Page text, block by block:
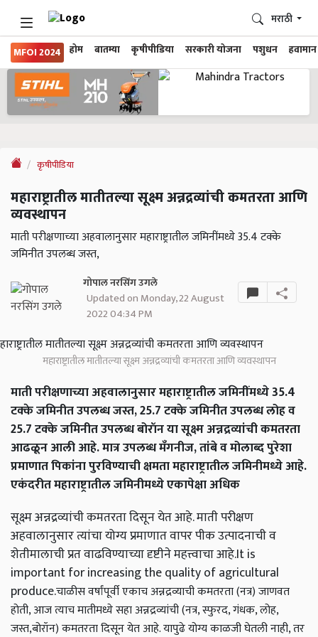
MFOI 2024 होम बातम्या कृषीपीडिया सरकारी योजना पशुधन हवामान
मराठी
कृषीपीडिया
महाराष्ट्रातील मातीतल्या सूक्ष्म अन्नद्रव्यांची कमतरता आणि
व्यवस्थापन
माती परीक्षणाच्या अहवालानुसार महाराष्ट्रातील जमिनींमध्ये 35.4 टक्के
जमिनीत उपलब्ध जस्त,
गोपाल नरसिंग उगले
Updated on Monday, 22 August
2022 04:34 PM
महाराष्ट्रातील मातीतल्या सूक्ष्म अन्नद्रव्यांची कमतरता आणि व्यवस्थापन
माती परीक्षणाच्या अहवालानुसार महाराष्ट्रातील जमिनींमध्ये 35.4
टक्के जमिनीत उपलब्ध जस्त, 25.7 टक्के जमिनीत उपलब्ध लोह व
25.7 टक्के जमिनीत उपलब्ध बोरॉन या सूक्ष्म अन्नद्रव्यांची कमतरता
आढळून आली आहे. मात्र उपलब्ध मॅंगनीज, तांबे व मोलाब्द पुरेशा
प्रमाणात पिकांना पुरविण्याची क्षमता महाराष्ट्रातील जमिनीमध्ये आहे.
एकंदरीत महाराष्ट्रातील जमिनीमध्ये एकापेक्षा अधिक
सूक्ष्म अन्नद्रव्यांची कमतरता दिसून येत आहे. माती परीक्षण
अहवालानुसार त्यांचा योग्य प्रमाणात वापर पीक उत्पादनाची व
शेतीमालाची प्रत वाढविण्याच्या दृष्टीने महत्त्वाचा आहे.It is
important for increasing the quality of agricultural
produce.चाळीस वर्षांपूर्वी एकाच अन्नद्रव्याची कमतरता (नत्र) जाणवत
होती, आज त्याच मातीमध्ये सहा अन्नद्रव्यांची (नत्र, स्फुरद, गंधक, लोह,
जस्त,बोरॉन) कमतरता दिसून येत आहे. यापुढे योग्य काळजी घेतली नाही, तर